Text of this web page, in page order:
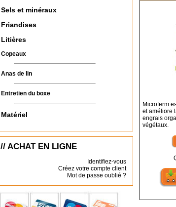
Sels et minéraux
Friandises
Litières
Copeaux
Anas de lin
Entretien du boxe
Matériel
// ACHAT EN LIGNE
Identifiez-vous
Créez votre compte client
Mot de passe oublié ?
Microferm
et améliore
engrais
végétaux.